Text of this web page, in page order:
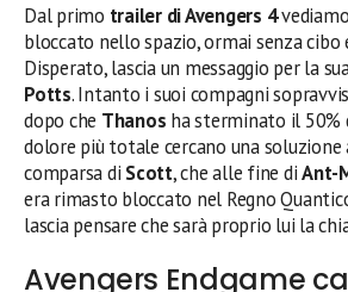
Dal primo trailer di Avengers 4
bloccato nello spazio, ormai senza cibo
Disperato, lascia un messaggio per la
Potts. Intanto i suoi compagni
dopo che Thanos ha sterminato il 50%
dolore più totale cercano una soluzione
comparsa di Scott, che alle fine diAnt-
era rimasto bloccato nel Regno
lascia pensare che sarà proprio lui la
Avengers Endgame